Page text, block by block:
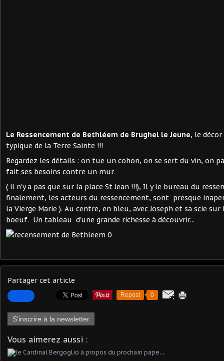
Le Ressencement de Bethléem de Brughel le Jeune, le
typique de la Terre Sainte !!!
Regardez les détails : on tue un cohon, on se sert du vin, on
fait ses besoins contre un mur
( il n'y a pas que sur la place St Jean !!!), Il y le bureau du
finalement, les acteurs du ressencement, sont presque
la Vierge Marie ). Au centre, en bleu, avec Joseph et sa scie
boeuf. Un tableau d'une grande richesse à découvrir...
Partager cet article
Repost 0
S'inscrire à la newsletter
Vous aimerez aussi :